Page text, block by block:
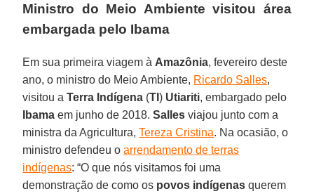
Ministro do Meio Ambiente visitou área
embargada pelo Ibama
Em sua primeira viagem à Amazônia, fevereiro deste
ano, o ministro do Meio Ambiente, Ricardo Salles,
visitou aTerra Indígena (TI) Utiariti, embargado pelo
Ibama em junho de 2018.Salles viajou junto com a
ministra da Agricultura,Tereza Cristina. Na ocasião, o
ministro defendeu oarrendamento de terras
indígenas: “O que nós visitamos foi uma
demonstração de como os povos indígenas querem